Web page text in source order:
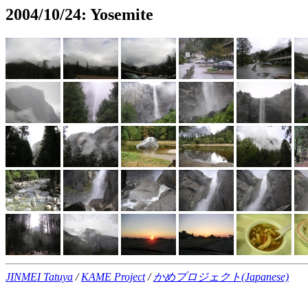
2004/10/24: Yosemite
JINMEI Tatuya /KAME Project/ かめプロジェクト(Japanese)